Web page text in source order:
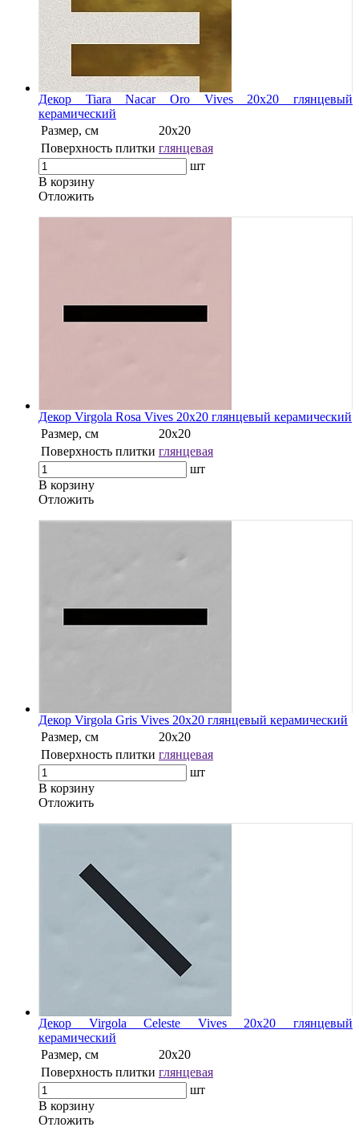
Декор Tiara Nacar Oro Vives 20x20 глянцевый
керамический
Размер, см
20x20
Поверхность плитки глянцевая
шт
В корзину
Oтложить
Декор Virgola Rosa Vives 20x20 глянцевый керамический
Размер, см
20x20
Поверхность плитки глянцевая
шт
В корзину
Oтложить
Декор Virgola Gris Vives 20x20 глянцевый керамический
Размер, см
20x20
Поверхность плитки глянцевая
шт
В корзину
Oтложить
Декор Virgola Celeste Vives 20x20 глянцевый
керамический
Размер, см
20x20
Поверхность плитки глянцевая
шт
В корзину
Oтложить